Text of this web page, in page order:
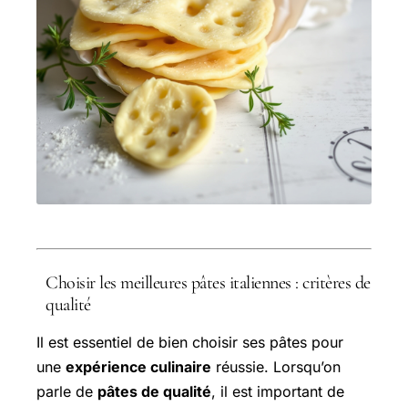
Choisir les meilleures pâtes italiennes : critères de
qualité
Il est essentiel de bien choisir ses pâtes pour
une expérience culinaire réussie. Lorsqu’on
parle de pâtes de qualité, il est important de